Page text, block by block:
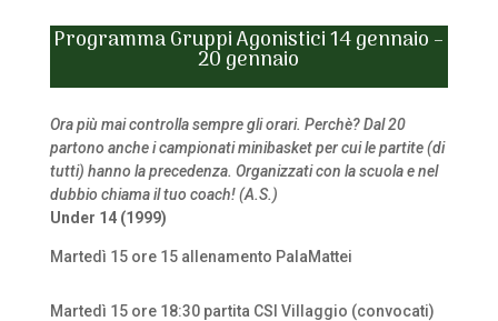
Programma Gruppi Agonistici 14 gennaio –
20 gennaio
Ora più mai controlla sempre gli orari. Perchè? Dal 20
partono anche i campionati minibasket per cui le partite (di
tutti) hanno la precedenza. Organizzati con la scuola e nel
dubbio chiama il tuo coach! (A.S.)
Under 14 (1999)
Martedì 15 ore 15 allenamento PalaMattei
Martedì 15 ore 18:30 partita CSI Villaggio (convocati)